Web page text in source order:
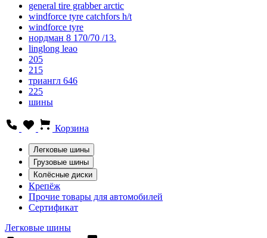
general tire grabber arctic
windforce tyre catchfors h/t
windforce tyre
нордман 8 170/70 /13.
linglong leao
205
215
триангл 646
225
шины
Корзина
Легковые шины
Грузовые шины
Колёсные диски
Крепёж
Прочие товары для автомобилей
Сертификат
Легковые шины